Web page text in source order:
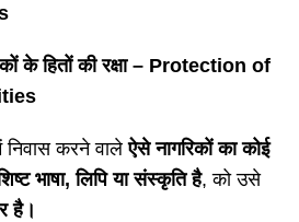
के हितों की रक्षा – Protection of
निवास करने वालेऐसे नागरिकों का कोई
भाषा, लिपि या संस्कृति है, को उसे
है।